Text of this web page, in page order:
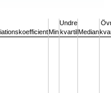
Min
Undre
kvartilMedian